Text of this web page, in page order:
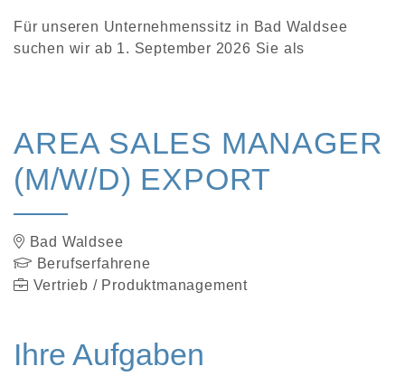
Für unseren Unternehmenssitz in Bad Waldsee
suchen wir ab 1. September 2026 Sie als
AREA SALES MANAGER
(M/W/D) EXPORT
Bad Waldsee
Berufserfahrene
Vertrieb / Produktmanagement
Ihre Aufgaben